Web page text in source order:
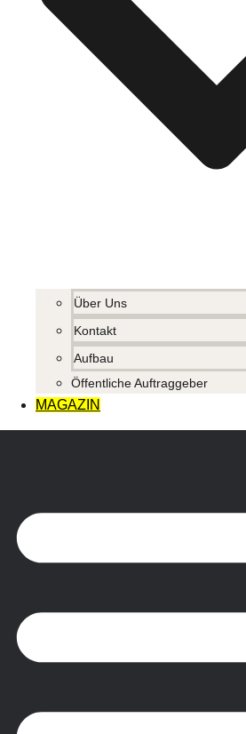
Über Uns
Kontakt
Aufbau
Öffentliche Auftraggeber
MAGAZIN